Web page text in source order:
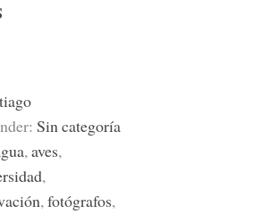
Sin categoría
,aves,
,
,fotógrafos,